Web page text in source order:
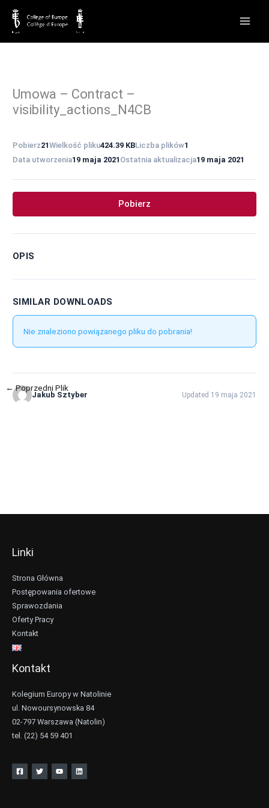
treści
Umowa – Contract –
visibility_actions_N4CB
Pobierz21Wielkość pliku424.39 KBLiczba plików1
Data utworzenia19 maja 2021 Ostatnia aktualizacja19 maja 2021
Pobierz
OPIS
SIMILAR DOWNLOADS
Nie znaleziono powiązanego pliku do pobrania!
Jakub Sztyber Updated 19 maja 2021
←Poprzedni Plik
Linki
Strona Główna
Postępowania ofertowe
Sprawozdania
Oferty Pracy
Kontakt
Kontakt
Kolegium Europy w Natolinie
ul. Nowoursynowska 84
02-797 Warszawa (Natolin)
tel. (22) 54 59 401